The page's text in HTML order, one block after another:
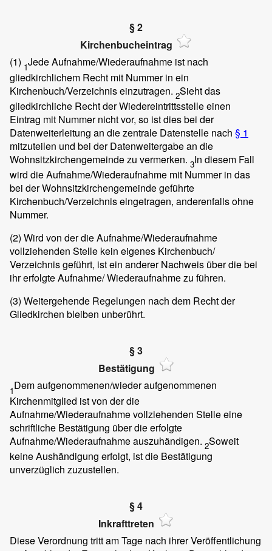
§ 2
Kirchenbucheintrag
(1) 1Jede Aufnahme/Wiederaufnahme ist nach
gliedkirchlichem Recht mit Nummer in ein
Kirchenbuch/Verzeichnis einzutragen. 2Sieht das
gliedkirchliche Recht der Wiedereintrittsstelle einen
Eintrag mit Nummer nicht vor, so ist dies bei der
Datenweiterleitung an die zentrale Datenstelle nach § 1
mitzuteilen und bei der Datenweitergabe an die
Wohnsitzkirchengemeinde zu vermerken. 3In diesem Fall
wird die Aufnahme/Wiederaufnahme mit Nummer in das
bei der Wohnsitzkirchengemeinde geführte
Kirchenbuch/Verzeichnis eingetragen, anderenfalls ohne
Nummer.
(2) Wird von der die Aufnahme/Wiederaufnahme
vollziehenden Stelle kein eigenes Kirchenbuch/
Verzeichnis geführt, ist ein anderer Nachweis über die bei
ihr erfolgte Aufnahme/ Wiederaufnahme zu führen.
(3) Weitergehende Regelungen nach dem Recht der
Gliedkirchen bleiben unberührt.
§ 3
Bestätigung
1Dem aufgenommenen/wieder aufgenommenen
Kirchenmitglied ist von der die
Aufnahme/Wiederaufnahme vollziehenden Stelle eine
schriftliche Bestätigung über die erfolgte
Aufnahme/Wiederaufnahme auszuhändigen. 2Soweit
keine Aushändigung erfolgt, ist die Bestätigung
unverzüglich zuzustellen.
§ 4
Inkrafttreten
Diese Verordnung tritt am Tage nach ihrer Veröffentlichung